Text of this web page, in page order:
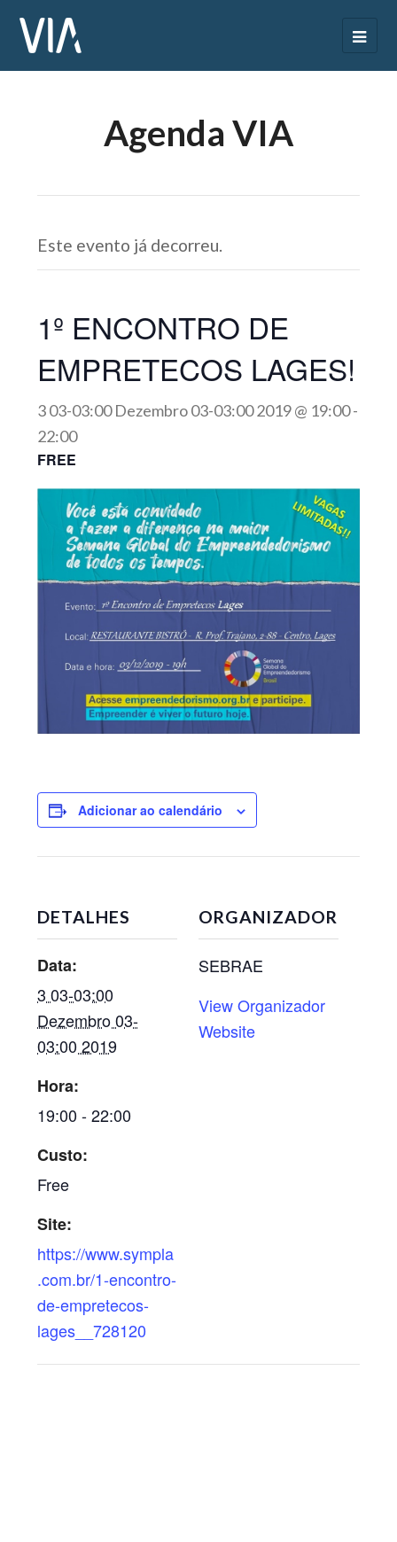
Agenda VIA
Este evento já decorreu.
1º ENCONTRO DE
EMPRETECOS LAGES!
3 03-03:00 Dezembro 03-03:00 2019 @ 19:00-
22:00
FREE
Adicionar ao calendário
DETALHES
Data:
3 03-03:00
Dezembro 03-
03:00 2019
Hora:
19:00 - 22:00
Custo:
Free
Site:
https://www.sympla
.com.br/1-encontro-
de-empretecos-
lages__728120
ORGANIZADOR
SEBRAE
View Organizador
Website